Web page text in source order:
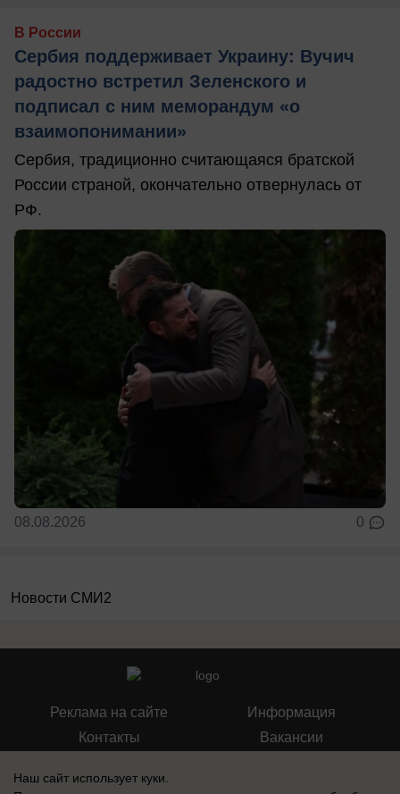
В России
Сербия поддерживает Украину: Вучич
радостно встретил Зеленского и
подписал с ним меморандум «о
взаимопонимании»
Сербия, традиционно считающаяся братской
России страной, окончательно отвернулась от
РФ.
08.08.2026 0
Новости СМИ2
Реклама на сайте
Контакты
Информация
Вакансии
Наш сайт использует куки.